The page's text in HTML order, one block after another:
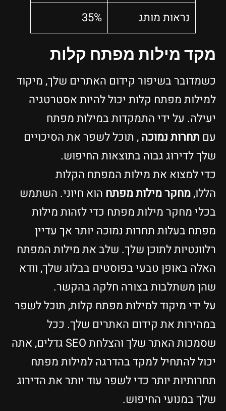
נראות מותג 35%
מקד מילות מפתח קלות
כשמדובר בשיפור קידום האתרים שלך, מיקוד
למילות מפתח קלות יכול להיות אסטרטגיה
יעילה. על ידי התמקדות במילות מפתח
עם תחרות נמוכה, תוכל לשפר את הסיכויים
שלך לדירוג גבוה בתוצאות החיפוש.
כדי למצוא את מילות המפתח הקלות
הללו,מחקר מילות מפתח הוא חיוני. השתמש
בכלי מחקר מילות מפתח כדי לזהות מילות
מפתח בעלות תחרות נמוכה יותר אך עדיין
רלוונטיות לתוכן שלך. שלב את מילות המפתח
האלה באופן טבעי בפוסטים בבלוג שלך, וודא
שהן משתלבות בצורה חלקה בהקשר.
על ידי מיקוד למילות מפתח קלות, תוכל לשפר
במהירות את קידום האתרים שלך. ככל
שסמכות האתר שלך והצלחת SEO גדלים, אתה
יכול להתחיל למקד בהדרגה למילות מפתח
תחרותיות יותר כדי לשפר עוד יותר את הדירוג
שלך במנועי החיפוש.